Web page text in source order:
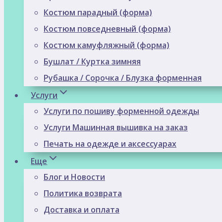
Костюм парадный (форма)
Костюм повседневный (форма)
Костюм камуфляжный (форма)
Бушлат / Куртка зимняя
Рубашка / Сорочка / Блузка форменная
Услуги
Услуги по пошиву форменной одежды
Услуги Машинная вышивка на заказ
Печать на одежде и аксессуарах
Еще
Блог и Новости
Политика возврата
Доставка и оплата